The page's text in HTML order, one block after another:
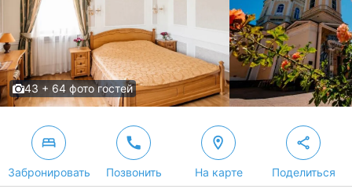
43 + 64 фото гостей
Забронировать Позвонить На карте Поделиться